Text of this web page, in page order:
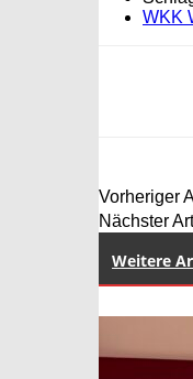
WKK
Vorheriger
Nächster
Weitere